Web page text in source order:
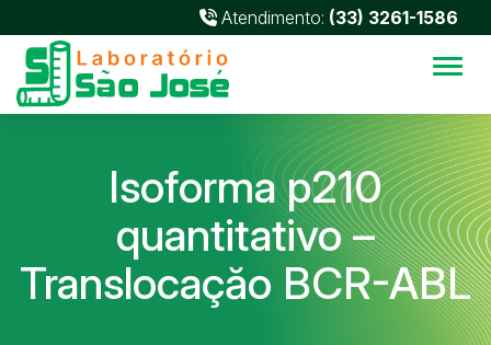
Atendimento: (33) 3261-1586
Isoforma p210
quantitativo –
Translocaçăo BCR-ABL